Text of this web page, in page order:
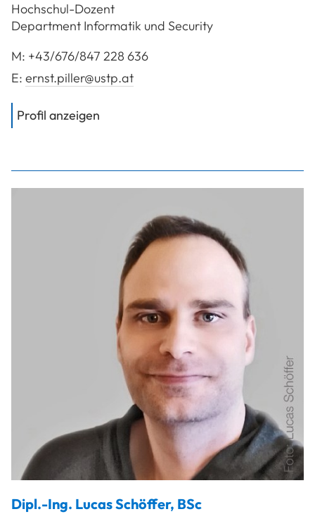
Hochschul-Dozent
Department Informatik und Security
M: +43/676/847 228 636
E: ernst.piller@ustp.at
Profil anzeigen
Dipl.-Ing. LucasSchöffer, BSc